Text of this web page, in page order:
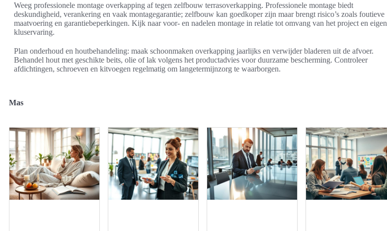
Weeg professionele montage overkapping af tegen zelfbouw terrasoverkapping. Professionele montage biedt
deskundigheid, verankering en vaak montagegarantie; zelfbouw kan goedkoper zijn maar brengt risico’s zoals foutieve
maatvoering en garantiebeperkingen. Kijk naar voor- en nadelen montage in relatie tot omvang van het project en eigen
kluservaring.
Plan onderhoud en houtbehandeling: maak schoonmaken overkapping jaarlijks en verwijder bladeren uit de afvoer.
Behandel hout met geschikte beits, olie of lak volgens het productadvies voor duurzame bescherming. Controleer
afdichtingen, schroeven en kitvoegen regelmatig om langetermijnzorg te waarborgen.
Mas